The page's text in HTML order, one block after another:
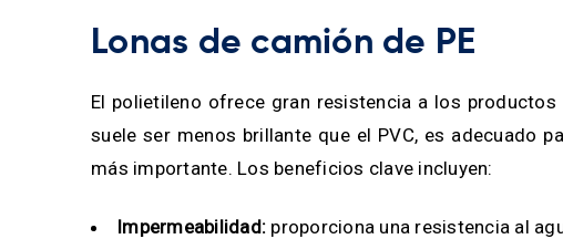
Lonas de camión de PE
El polietileno ofrece gran resistencia a los
suele ser menos brillante que el PVC, es adecuado
más importante. Los beneficios clave incluyen:
Impermeabilidad: proporciona una resistencia al